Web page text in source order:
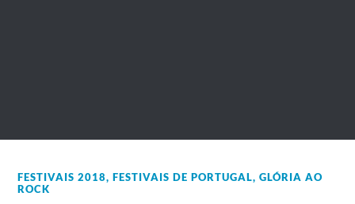
FESTIVAIS 2018,FESTIVAIS DE PORTUGAL,GLÓRIA AO
ROCK